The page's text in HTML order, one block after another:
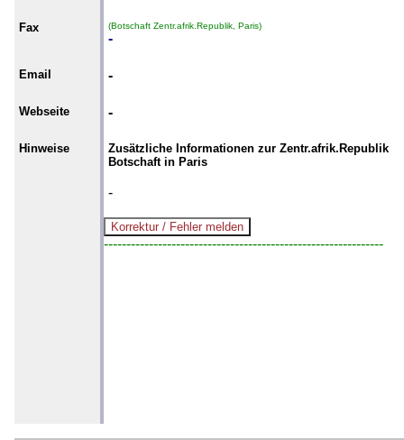
Fax (Botschaft Zentr.afrik.Republik, Paris)
-
Email -
Webseite -
Hinweise
Zusätzliche Informationen zur Zentr.afrik.Republik
Botschaft in Paris
-
--------------------------------------------------------------